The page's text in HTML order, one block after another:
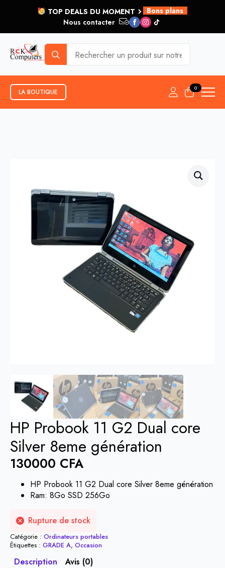
TOP DEALS DU MOMENT
Bons plans
et plus...
Nous contacter
Search
for:
LA BOUTIQUE 0
HP Probook 11 G2 Dual core
Silver 8eme génération
130000 CFA
HP Probook 11 G2 Dual core Silver 8eme génération
Ram: 8Go SSD 256Go
Rupture de stock
Catégorie : Ordinateurs portables
Étiquettes : GRADE A, Occasion
Description Avis (0)